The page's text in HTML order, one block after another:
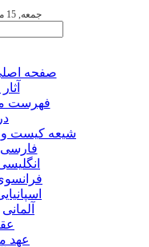
جمعه, 15 مرداد 1405
صفحه
فهرست
شیعه کیست و
فارسی
آلمانی
عهد